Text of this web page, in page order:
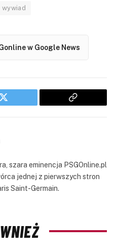
wywiad
w Google News
Twitter
Copy
szara eminencja PSGOnline.pl
jednej z pierwszych stron
Saint-Germain.